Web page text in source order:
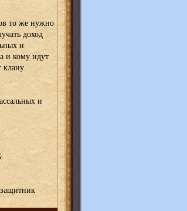
то же нужно
доход
и
и кому идут
клану
и